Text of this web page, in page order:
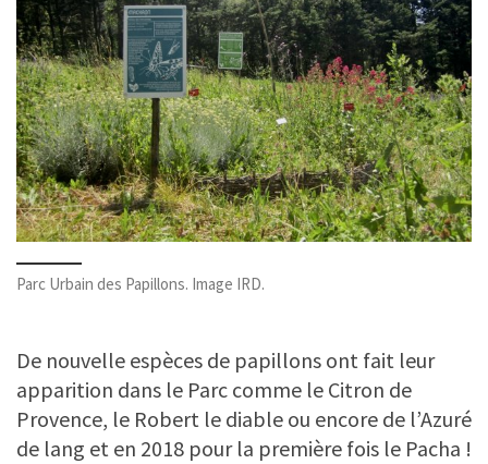
Parc Urbain des Papillons. Image IRD.
De nouvelle espèces de papillons ont fait leur
apparition dans le Parc comme le Citron de
Provence, le Robert le diable ou encore de l’Azuré
de lang et en 2018 pour la première fois le Pacha !